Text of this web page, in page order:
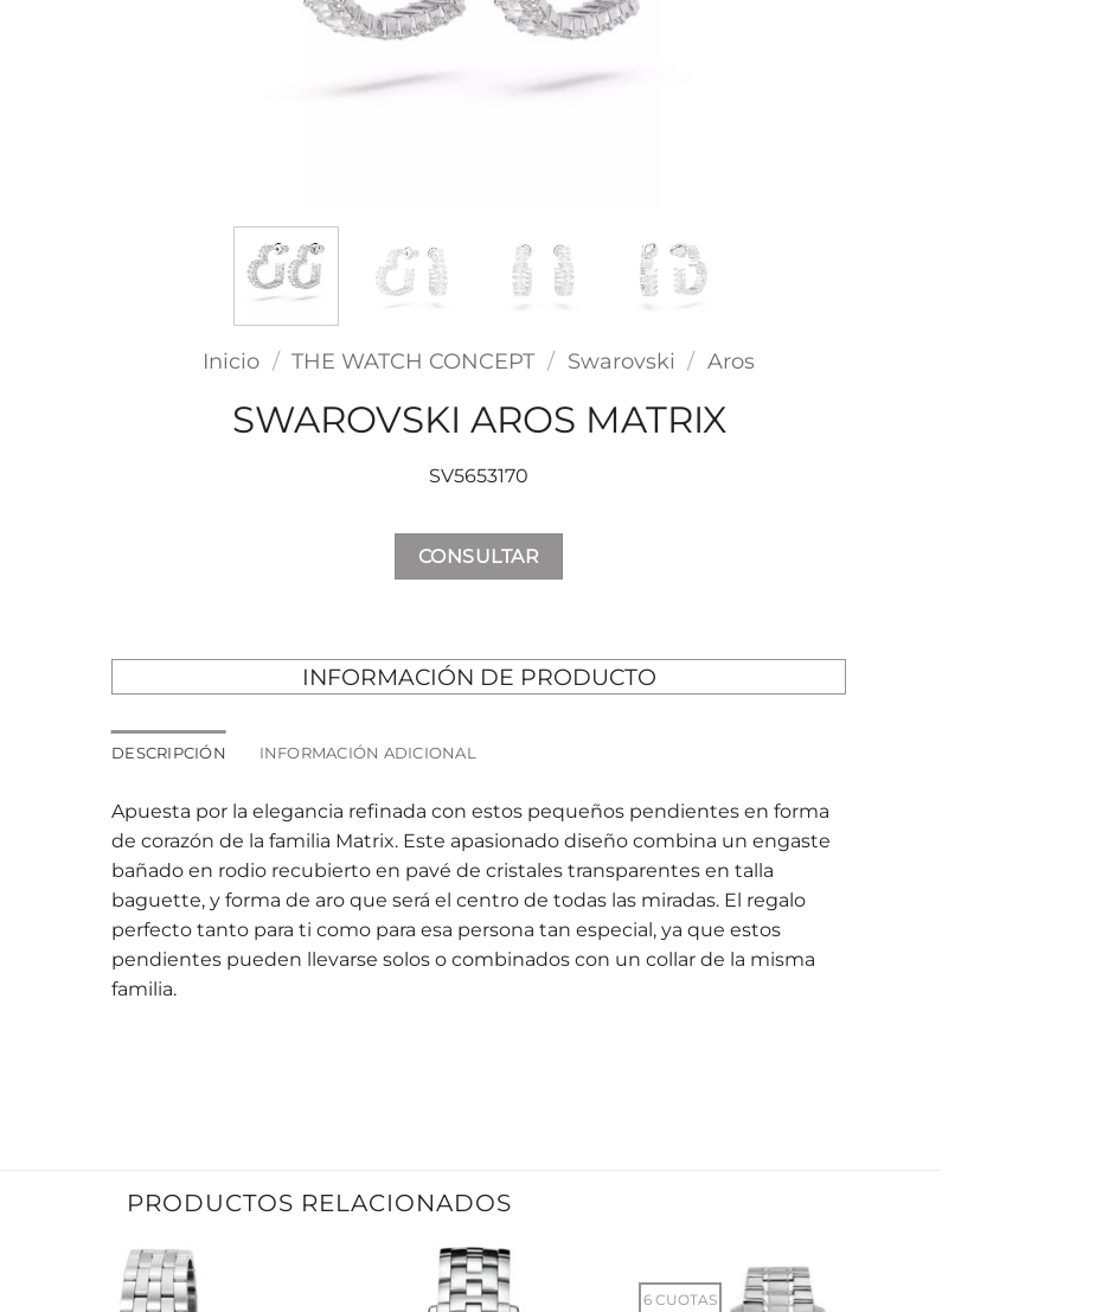
Inicio / THE WATCH CONCEPT / Swarovski / Aros
SWAROVSKI AROS MATRIX
SV5653170
CONSULTAR
INFORMACIÓN DE PRODUCTO
DESCRIPCIÓN INFORMACIÓN ADICIONAL
Apuesta por la elegancia refinada con estos pequeños pendientes en forma
de corazón de la familia Matrix. Este apasionado diseño combina un engaste
bañado en rodio recubierto en pavé de cristales transparentes en talla
baguette, y forma de aro que será el centro de todas las miradas. El regalo
perfecto tanto para ti como para esa persona tan especial, ya que estos
pendientes pueden llevarse solos o combinados con un collar de la misma
familia.
PRODUCTOS RELACIONADOS
6 CUOTAS